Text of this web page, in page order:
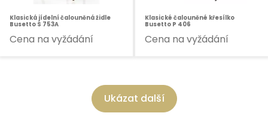
Klasická jídelní čalouněná židle
Busetto S 753A
Cena na vyžádání
Klasické čalouněné křesílko
Busetto P 406
Cena na vyžádání
Ukázat další